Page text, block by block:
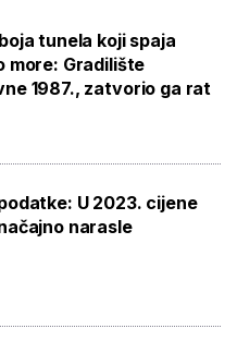
tunela koji spaja
more: Gradilište
1987., zatvorio ga rat
U 2023. cijene
narasle